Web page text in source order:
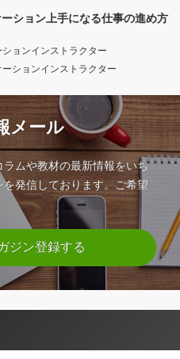
ション上手になる仕事の進め方
ョンインストラクター
ションインストラクター
メール
ムや教材の最新情報をいち
発信しております。ご希望
ジン登録する